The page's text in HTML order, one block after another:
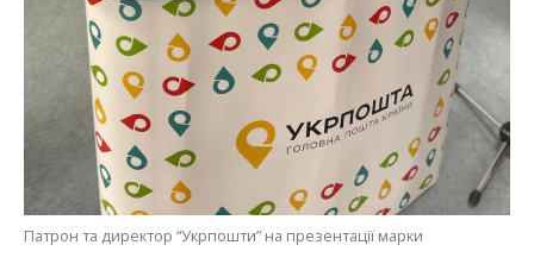
Патрон та директор “Укрпошти” на презентації марки